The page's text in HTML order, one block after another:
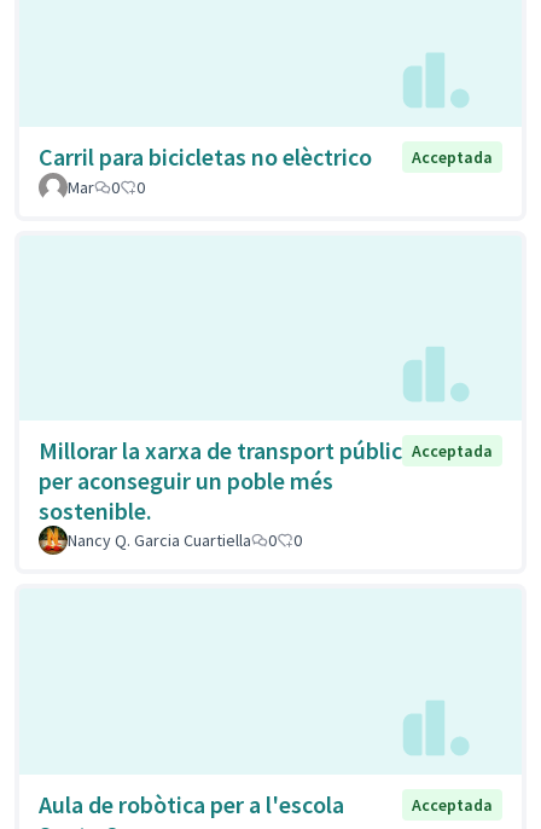
Carril para bicicletas no elèctrico
Acceptada
Mar
0 0
Millorar la xarxa de transport públic
per aconseguir un poble més
sostenible.
Acceptada
Nancy Q. Garcia Cuartiella 0 0
Aula de robòtica per a l'escola
Acceptada